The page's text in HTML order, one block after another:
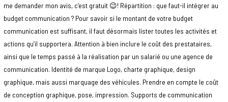
me demander mon avis, c’est gratuit 😉! Répartition : que faut-il intégrer au
budget communication ? Pour savoir si le montant de votre budget
communication est suffisant, il faut désormais lister toutes les activités et
actions qu’il supportera. Attention à bien inclure le coût des prestataires,
ainsi que le temps passé à la réalisation par un salarié ou une agence de
communication. Identité de marque Logo, charte graphique, design
graphique, mais aussi marquage des véhicules. Prendre en compte le coût
de conception graphique, pose, impression. Supports de communication